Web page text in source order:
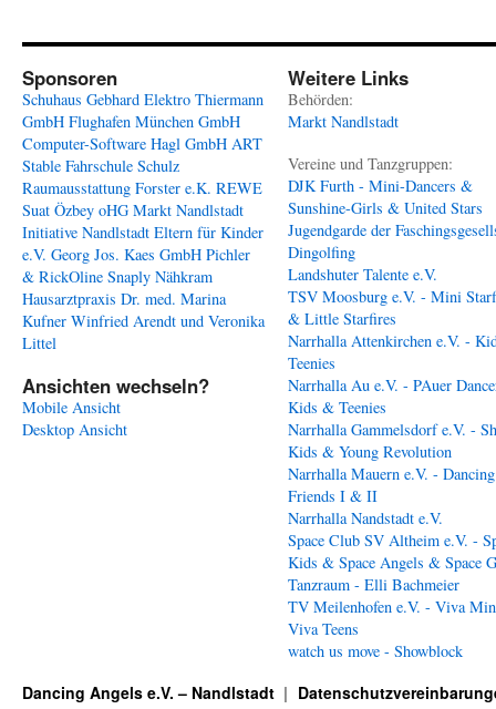
Sponsoren
Schuhaus Gebhard Elektro Thiermann
GmbH Flughafen München GmbH
Computer-Software Hagl GmbH ART
Stable Fahrschule Schulz
Raumausstattung Forster e.K. REWE
Suat Özbey oHG Markt Nandlstadt
Initiative Nandlstadt Eltern für Kinder
e.V. Georg Jos. Kaes GmbH Pichler
& RickOline Snaply Nähkram
Hausarztpraxis Dr. med. Marina
Kufner Winfried Arendt und Veronika
Littel
Ansichten wechseln?
Mobile Ansicht
Desktop Ansicht
Weitere Links
Behörden:
Markt Nandlstadt
Vereine und Tanzgruppen:
DJK Furth - Mini-Dancers &
Sunshine-Girls & United Stars
Jugendgarde der
Dingolfing
Landshuter Talente e.V.
TSV Moosburg e.V. - Mini
& Little Starfires
Narrhalla Attenkirchen e.V. -
Teenies
Narrhalla Au e.V. - PAuer
Kids & Teenies
Narrhalla Gammelsdorf e.V. -
Kids & Young Revolution
Narrhalla Mauern e.V. - Dancing
Friends I & II
Narrhalla Nandstadt e.V.
Space Club SV Altheim e.V. -
Kids & Space Angels & Space
Tanzraum - Elli Bachmeier
TV Meilenhofen e.V. - Viva
Viva Teens
watch us move - Showblock
Dancing Angels e.V. – Nandlstadt